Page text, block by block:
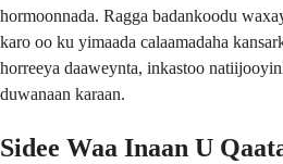
hormoonnada. Ragga badankoodu
karo oo ku yimaada calaamadaha
horreeya daaweynta, inkastoo
duwanaan karaan.
Sidee Waa Inaan U